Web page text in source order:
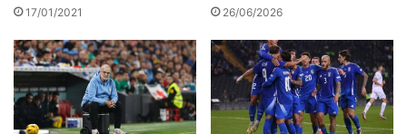
17/01/2021 26/06/2026